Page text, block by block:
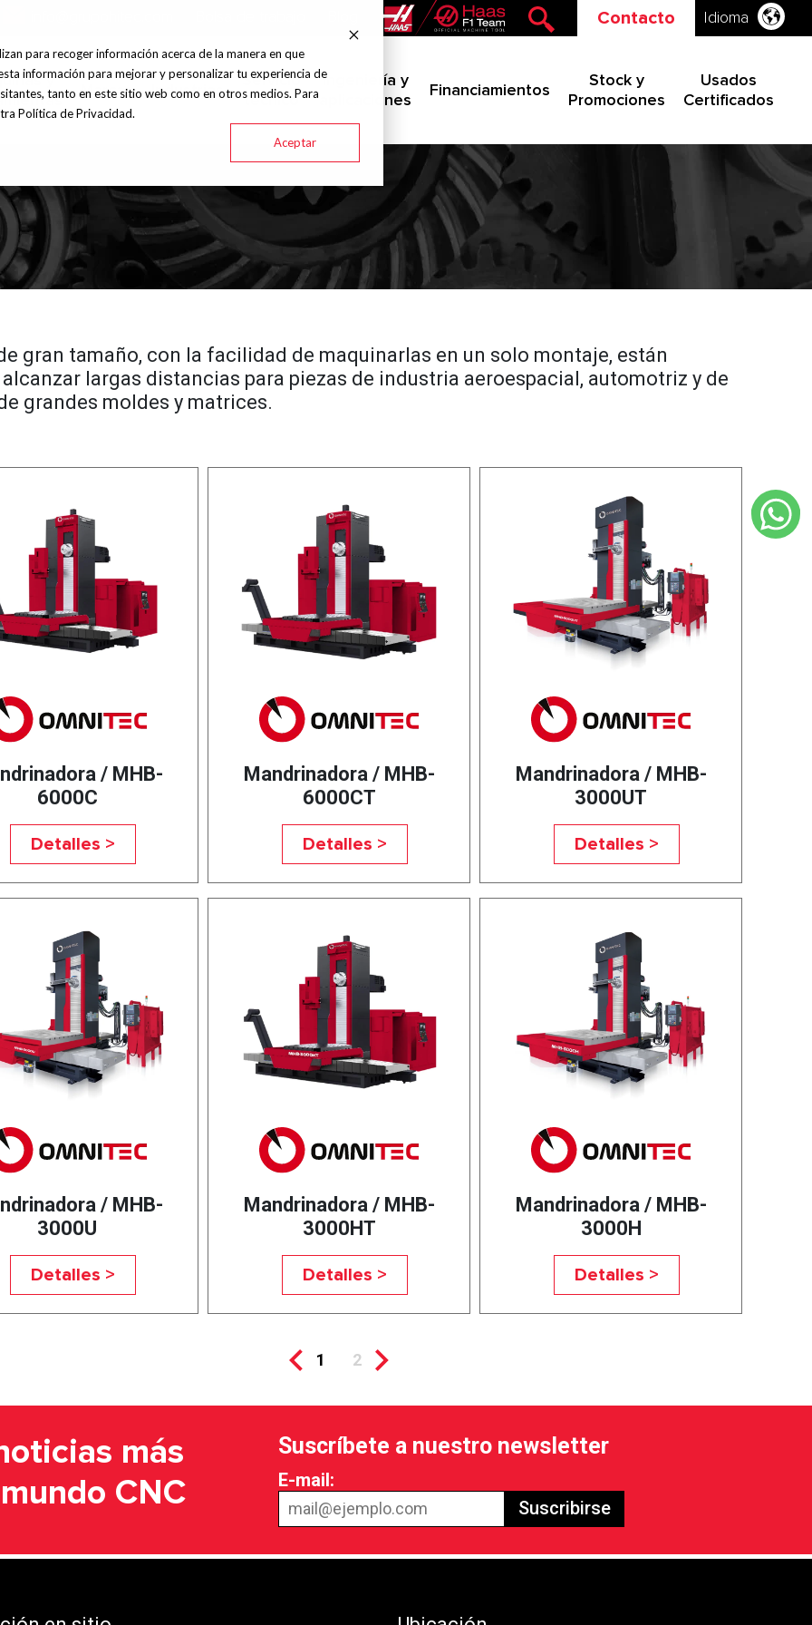
para recoger información acerca de la manera en que
información para mejorar y personalizar tu experiencia de
tanto en este sitio web como en otros medios. Para
Política de Privacidad.
Aceptar
Contacto Idioma
y
Marcas Industrias
Servicio
técnico
Ingeniería y
aplicaciones
Financiamientos
Stock y
Promociones
Usados
Certificados
gran tamaño, con la facilidad de maquinarlas en un solo montaje, están
largas distancias para piezas de industria aeroespacial, automotriz y de
grandes moldes y matrices.
/ MHB-
6000C
Detalles >
Mandrinadora / MHB-
6000CT
Detalles >
Mandrinadora / MHB-
3000UT
Detalles >
/ MHB-
3000U
Detalles >
Mandrinadora / MHB-
3000HT
Detalles >
Mandrinadora / MHB-
3000H
Detalles >
1 2
más
CNC
Suscríbete a nuestro newsletter
E-mail:
Suscribirse